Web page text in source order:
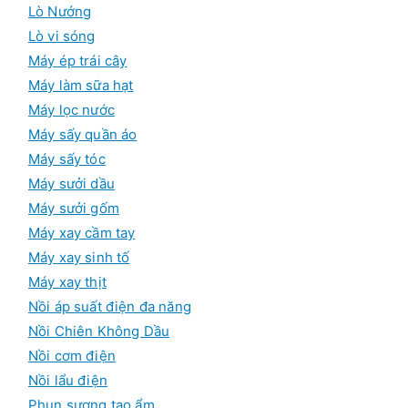
Lò Nướng
Lò vi sóng
Máy ép trái cây
Máy làm sữa hạt
Máy lọc nước
Máy sấy quần áo
Máy sấy tóc
Máy sưởi dầu
Máy sưởi gốm
Máy xay cầm tay
Máy xay sinh tố
Máy xay thịt
Nồi áp suất điện đa năng
Nồi Chiên Không Dầu
Nồi cơm điện
Nồi lẩu điện